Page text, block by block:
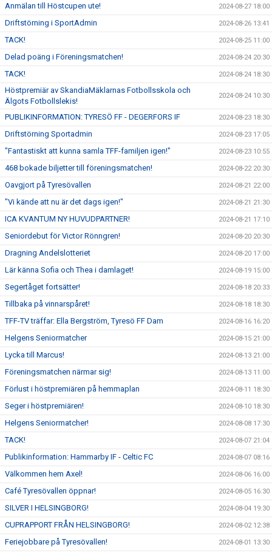
Anmälan till Höstcupen ute! 2024-08-27 18:00
Driftstörning i SportAdmin 2024-08-26 13:41
TACK! 2024-08-25 11:00
Delad poäng i Föreningsmatchen! 2024-08-24 20:30
TACK! 2024-08-24 18:30
Höstpremiär av SkandiaMäklarnas Fotbollsskola och
Älgots Fotbollslekis!
2024-08-24 10:30
PUBLIKINFORMATION: TYRESÖ FF - DEGERFORS IF 2024-08-23 18:30
Driftstörning Sportadmin 2024-08-23 17:05
"Fantastiskt att kunna samla TFF-familjen igen!" 2024-08-23 10:55
468 bokade biljetter till föreningsmatchen! 2024-08-22 20:30
Oavgjort på Tyresövallen 2024-08-21 22:00
"Vi kände att nu är det dags igen!" 2024-08-21 21:30
ICA KVANTUM NY HUVUDPARTNER! 2024-08-21 17:10
Seniordebut för Victor Rönngren! 2024-08-20 20:30
Dragning Andelslotteriet 2024-08-20 17:00
Lär känna Sofia och Thea i damlaget! 2024-08-19 15:00
Segertåget fortsätter! 2024-08-18 20:33
Tillbaka på vinnarspåret! 2024-08-18 18:30
TFF-TV träffar: Ella Bergström, Tyresö FF Dam 2024-08-16 16:20
Helgens Seniormatcher 2024-08-15 21:00
Lycka till Marcus! 2024-08-13 21:00
Föreningsmatchen närmar sig! 2024-08-13 11:00
Förlust i höstpremiären på hemmaplan 2024-08-11 18:30
Seger i höstpremiären! 2024-08-10 18:30
Helgens Seniormatcher! 2024-08-08 17:30
TACK! 2024-08-07 21:04
Publikinformation: Hammarby IF - Celtic FC 2024-08-07 08:16
Välkommen hem Axel! 2024-08-06 16:00
Café Tyresövallen öppnar! 2024-08-05 16:30
SILVER I HELSINGBORG! 2024-08-04 19:30
CUPRAPPORT FRÅN HELSINGBORG! 2024-08-02 12:38
Feriejobbare på Tyresövallen! 2024-08-01 13:30